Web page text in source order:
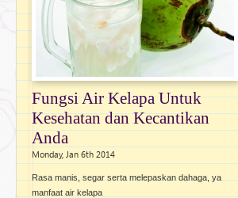
Fungsi Air Kelapa Untuk
Kesehatan dan Kecantikan
Anda
Monday, Jan 6th 2014
Rasa manis, segar serta melepaskan dahaga, ya
manfaat air kelapa